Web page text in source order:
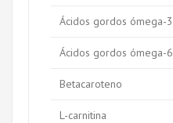
Ácidos gordos ómega-3
Ácidos gordos ómega-6
Betacaroteno
L-carnitina